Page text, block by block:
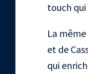
touch qui
La
et de
qui